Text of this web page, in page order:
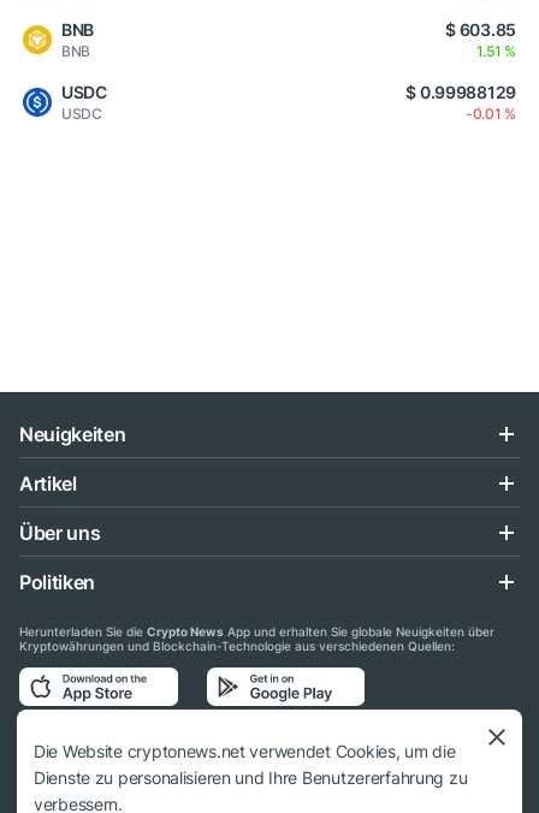
BNB
BNB
$ 603.85
1.51 %
USDC
USDC
$ 0.99988129
-0.01 %
Neuigkeiten
Artikel
Über uns
Politiken
Herunterladen Sie die Crypto News App und erhalten Sie globale Neuigkeiten über
Kryptowährungen und Blockchain-Technologie aus verschiedenen Quellen:
Folgen Sie uns auf den sozialen Medien
Die Website cryptonews.net verwendet Cookies, um die
Dienste zu personalisieren und Ihre Benutzererfahrung zu
verbessern.